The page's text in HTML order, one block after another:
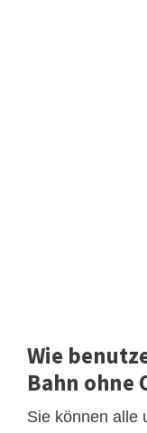
Wie
Bahn ohne
Sie können alle